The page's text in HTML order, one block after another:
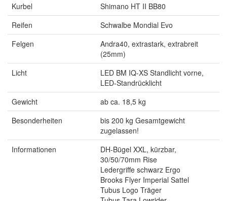
Kurbel
Shimano HT II BB80
Reifen
Schwalbe Mondial Evo
Felgen
Andra40, extrastark, extrabreit
(25mm)
Licht
LED BM IQ-XS Standlicht vorne,
LED-Standrücklicht
Gewicht
ab ca. 18,5 kg
Besonderheiten
bis 200 kg Gesamtgewicht
zugelassen!
Informationen
DH-Bügel XXL, kürzbar,
30/50/70mm Rise
Ledergriffe schwarz Ergo
Brooks Flyer Imperial Sattel
Tubus Logo Träger